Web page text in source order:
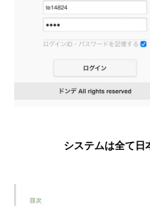
システムは全て日